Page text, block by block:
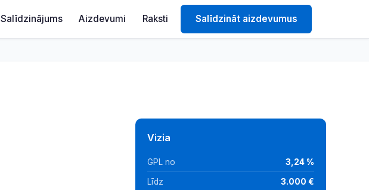
Salīdzinājums Aizdevumi Raksti Salīdzināt aizdevumus
Vizia
GPL no 3,24 %
Līdz 3.000 €